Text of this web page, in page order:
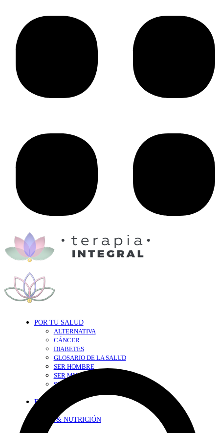
POR TU SALUD
ALTERNATIVA
CÁNCER
DIABETES
GLOSARIO DE LA SALUD
SER HOMBRE
SER MUJER
SEXY-SALUD
EN FORMA
DIETA & NUTRICIÓN